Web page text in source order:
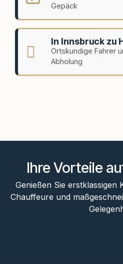
Gepäck
In Innsbruck zu
Ortskundige Fahrer
Abholung
Ihre Vorteile
Genießen Sie erstklassigen
Chauffeure und